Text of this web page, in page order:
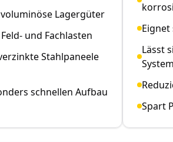
Lagergüter
und Fachlasten
Stahlpaneele
schnellen Aufbau
Lässt
Spart